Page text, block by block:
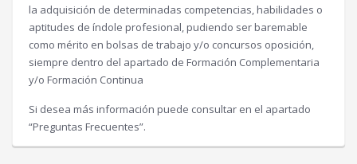
la adquisición de determinadas competencias, habilidades o
aptitudes de índole profesional, pudiendo ser baremable
como mérito en bolsas de trabajo y/o concursos oposición,
siempre dentro del apartado de Formación Complementaria
y/o Formación Continua
Si desea más información puede consultar en el apartado
“Preguntas Frecuentes”.